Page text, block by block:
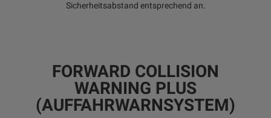
Sicherheitsabstand entsprechend an.
FORWARD COLLISION
WARNING PLUS
(AUFFAHRWARNSYSTEM)